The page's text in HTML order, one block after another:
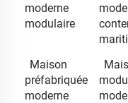
moderne
modulaire
Maison
préfabriquée
moderne